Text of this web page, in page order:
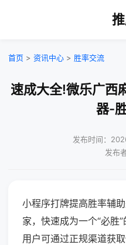
首页 > 资讯中心 > 胜率交流
速成大全!微乐广西
器-
发布时间：
发布
小程序打牌提高胜率辅
家，快速成为一个“必胜
用户可通过正规渠道获取